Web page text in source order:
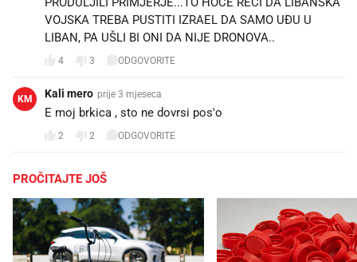
VOJSKA TREBA PUSTITI IZRAEL DA SAMO UĐU U
LIBAN, PA UŠLI BI ONI DA NIJE DRONOVA..
4 3 ODGOVORITE
KM Kali mero prije 3 mjeseca
E moj brkica , sto ne dovrsi pos'o
2 2 ODGOVORITE
PROČITAJTE JOŠ